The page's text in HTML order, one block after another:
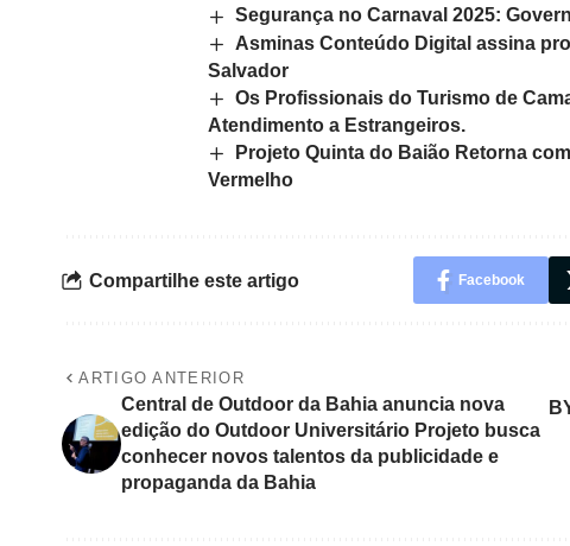
Segurança no Carnaval 2025:
Asminas Conteúdo Digital assina
Salvador
Os Profissionais do Turismo de
Atendimento a Estrangeiros.
Projeto Quinta do Baião Retorna
Vermelho
Compartilhe este artigo Facebook
ARTIGO ANTERIOR
Central de Outdoor da Bahia anuncia nova
edição do Outdoor Universitário Projeto busca
conhecer novos talentos da publicidade e
propaganda da Bahia